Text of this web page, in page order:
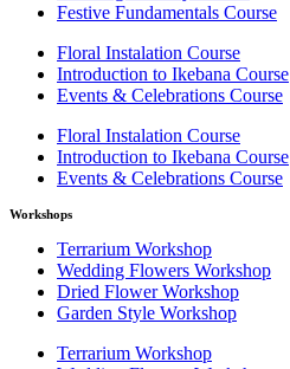
Festive Fundamentals Course
Floral Instalation Course
Introduction to Ikebana Course
Events & Celebrations Course
Floral Instalation Course
Introduction to Ikebana Course
Events & Celebrations Course
Workshops
Terrarium Workshop
Wedding Flowers Workshop
Dried Flower Workshop
Garden Style Workshop
Terrarium Workshop